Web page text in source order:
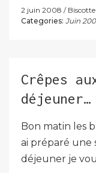
2 juin 2008
Biscotte
Categories: Juin
Crêpes
déjeuner…
Bon matin les
ai préparé une
déjeuner je